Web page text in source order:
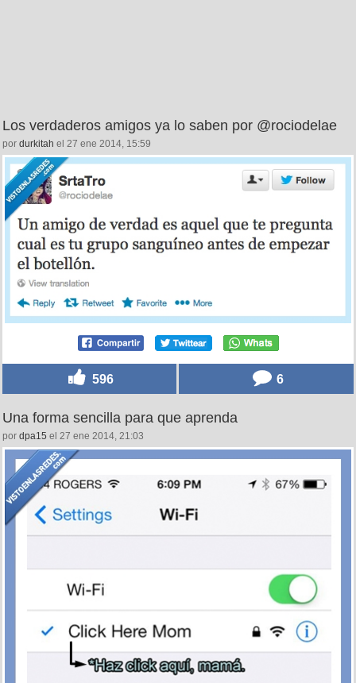
Los verdaderos amigos ya lo saben por @rociodelae
por durkitah el 27 ene 2014, 15:59
596 6
Una forma sencilla para que aprenda
por dpa15 el 27 ene 2014, 21:03